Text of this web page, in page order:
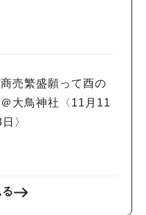
商売繁盛願って酉の
大鳥神社〈11月11
〉